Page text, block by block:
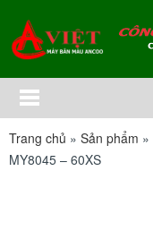
Trang chủ » Sản phẩm »
MY8045 – 60XS